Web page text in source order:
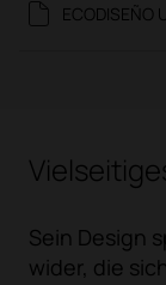
ECODISEÑO
Sein Design
wider, die